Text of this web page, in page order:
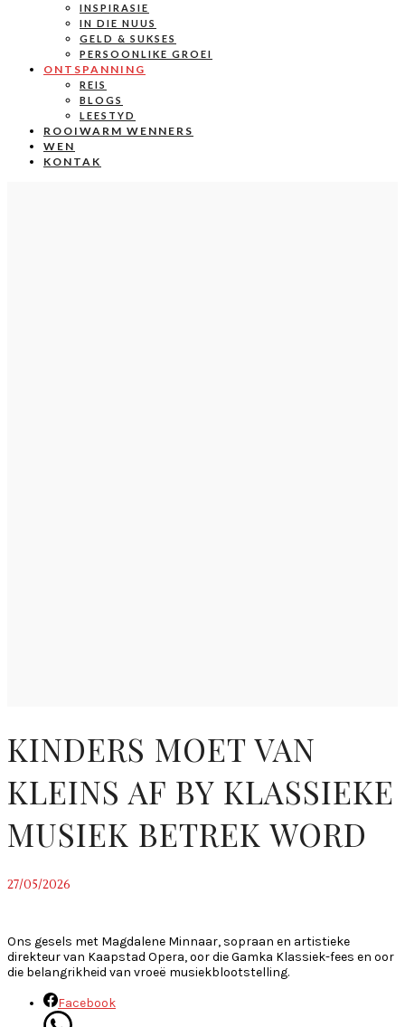
INSPIRASIE
IN DIE NUUS
GELD & SUKSES
PERSOONLIKE GROEI
ONTSPANNING
REIS
BLOGS
LEESTYD
ROOIWARM WENNERS
WEN
KONTAK
KINDERS MOET VAN
KLEINS AF BY KLASSIEKE
MUSIEK BETREK WORD
27/05/2026
Ons gesels met Magdalene Minnaar, sopraan en artistieke
direkteur van Kaapstad Opera, oor die Gamka Klassiek-fees en oor
die belangrikheid van vroeë musiekblootstelling.
Facebook